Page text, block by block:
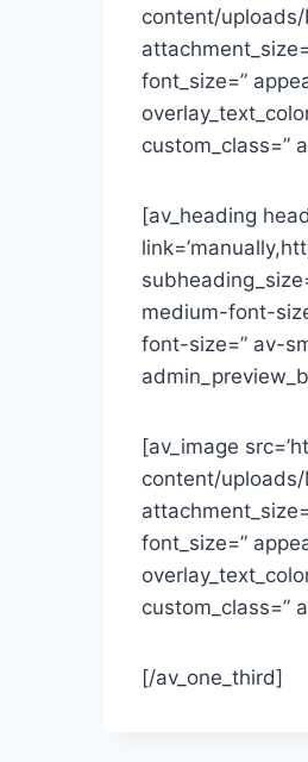
content/uploads/
font_size=”
custom_class=”
[av_heading
medium-font-
font-size=” av-
[av_image
content/uploads/
font_size=”
custom_class=”
[/av_one_third]